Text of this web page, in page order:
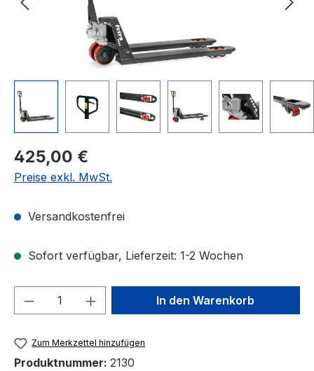
Regulärer Preis:
425,00 €
Preise exkl. MwSt.
Versandkostenfrei
Sofort verfügbar, Lieferzeit: 1-2 Wochen
Produkt Anzahl: Gib denIn den Warenkorb
Zum Merkzettel hinzufügen
Produktnummer: 2130